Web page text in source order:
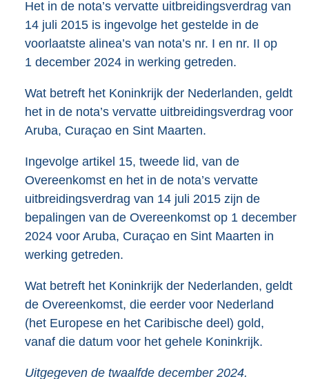
Het in de nota’s vervatte uitbreidingsverdrag van
14 juli 2015 is ingevolge het gestelde in de
voorlaatste alinea’s van nota’s nr. I en nr. II op
1 december 2024 in werking getreden.
Wat betreft het Koninkrijk der Nederlanden, geldt
het in de nota’s vervatte uitbreidingsverdrag voor
Aruba, Curaçao en Sint Maarten.
Ingevolge artikel 15, tweede lid, van de
Overeenkomst en het in de nota’s vervatte
uitbreidingsverdrag van 14 juli 2015 zijn de
bepalingen van de Overeenkomst op 1 december
2024 voor Aruba, Curaçao en Sint Maarten in
werking getreden.
Wat betreft het Koninkrijk der Nederlanden, geldt
de Overeenkomst, die eerder voor Nederland
(het Europese en het Caribische deel) gold,
vanaf die datum voor het gehele Koninkrijk.
Uitgegeven de twaalfde december 2024.